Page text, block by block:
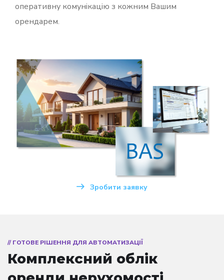
оперативну комунікацію з кожним Вашим
орендарем.
Зробити заявку
// ГОТОВЕ РІШЕННЯ ДЛЯ АВТОМАТИЗАЦІЇ
Комплексний облік